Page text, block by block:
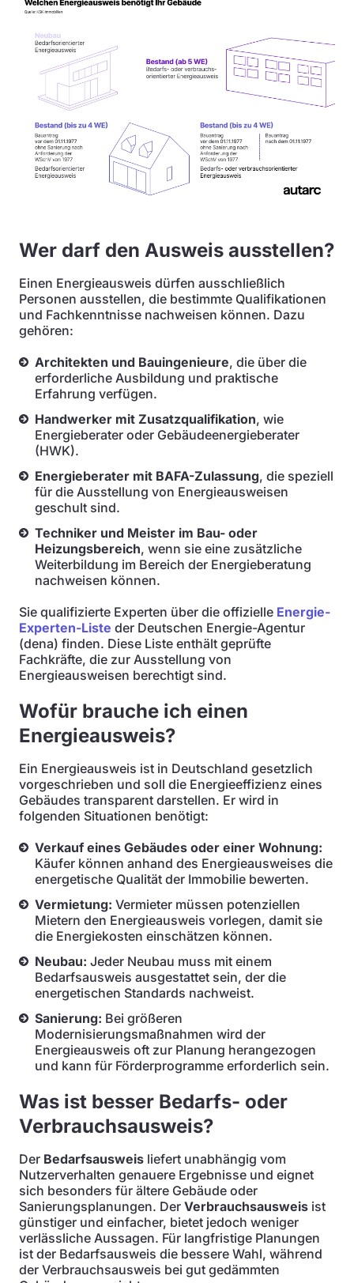
Wer darf den Ausweis ausstellen?
Einen Energieausweis dürfen ausschließlich
Personen ausstellen, die bestimmte Qualifikationen
und Fachkenntnisse nachweisen können. Dazu
gehören:
Architekten und Bauingenieure, die über die
erforderliche Ausbildung und praktische
Erfahrung verfügen.
Handwerker mit Zusatzqualifikation, wie
Energieberater oder Gebäudeenergieberater
(HWK).
Energieberater mit BAFA-Zulassung, die speziell
für die Ausstellung von Energieausweisen
geschult sind.
Techniker und Meister im Bau- oder
Heizungsbereich, wenn sie eine zusätzliche
Weiterbildung im Bereich der Energieberatung
nachweisen können.
Sie qualifizierte Experten über die offizielle Energie-
Experten-Liste der Deutschen Energie-Agentur
(dena) finden. Diese Liste enthält geprüfte
Fachkräfte, die zur Ausstellung von
Energieausweisen berechtigt sind.
Wofür brauche ich einen
Energieausweis?
Ein Energieausweis ist in Deutschland gesetzlich
vorgeschrieben und soll die Energieeffizienz eines
Gebäudes transparent darstellen. Er wird in
folgenden Situationen benötigt:
Verkauf eines Gebäudes oder einer Wohnung:
Käufer können anhand des Energieausweises die
energetische Qualität der Immobilie bewerten.
Vermietung: Vermieter müssen potenziellen
Mietern den Energieausweis vorlegen, damit sie
die Energiekosten einschätzen können.
Neubau: Jeder Neubau muss mit einem
Bedarfsausweis ausgestattet sein, der die
energetischen Standards nachweist.
Sanierung: Bei größeren
Modernisierungsmaßnahmen wird der
Energieausweis oft zur Planung herangezogen
und kann für Förderprogramme erforderlich sein.
Was ist besser Bedarfs- oder
Verbrauchsausweis?
Der Bedarfsausweis liefert unabhängig vom
Nutzerverhalten genauere Ergebnisse und eignet
sich besonders für ältere Gebäude oder
Sanierungsplanungen. Der Verbrauchsausweis ist
günstiger und einfacher, bietet jedoch weniger
verlässliche Aussagen. Für langfristige Planungen
ist der Bedarfsausweis die bessere Wahl, während
der Verbrauchsausweis bei gut gedämmten